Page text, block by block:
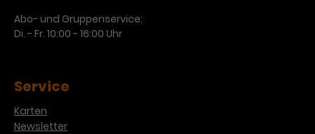
Abo- und Gruppenservice:
Di. - Fr. 10:00 - 16:00 Uhr
Service
Karten
Newsletter